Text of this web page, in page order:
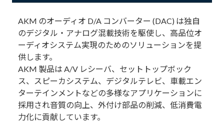
AKM のオーディオ D/A コンバーター (DAC) は独自
のデジタル・アナログ混載技術を駆使し、高品位オ
ーディオシステム実現のためのソリューションを提
供します。
AKM 製品は A/V レシーバ、セットトップボック
ス、スピーカシステム、デジタルテレビ、車載エン
ターテインメントなどの多様なアプリケーションに
採用され音質の向上、外付け部品の削減、低消費電
力化に貢献しています。